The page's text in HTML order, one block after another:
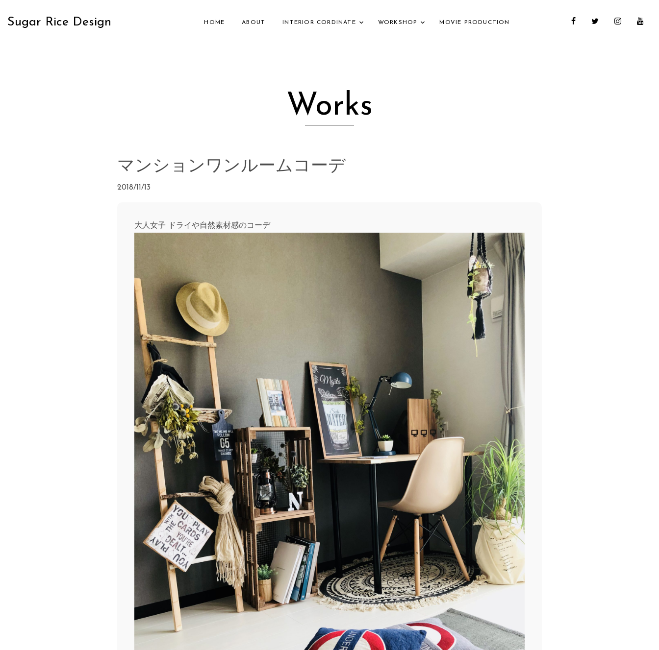
Sugar Rice Design HOME ABOUT INTERIOR CORDINATE WORKSHOP MOVIE PRODUCTION
Works
マンションワンルームコーデ
2018/11/13
大人女子 ドライや自然素材感のコーデ